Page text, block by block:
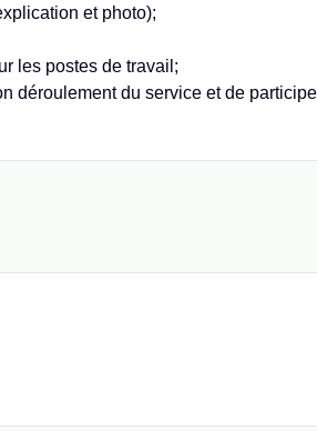
et photo);
les postes de travail;
déroulement du service et de